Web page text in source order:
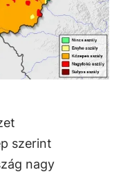
szerint
nagy